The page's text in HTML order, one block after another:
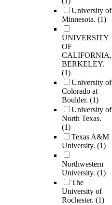
University of
Minnesota. (1)
UNIVERSITY
OF
CALIFORNIA,
BERKELEY.
(1)
University of
Colorado at
Boulder. (1)
University of
North Texas.
(1)
Texas A&M
University. (1)
Northwestern
University. (1)
The
University of
Rochester. (1)